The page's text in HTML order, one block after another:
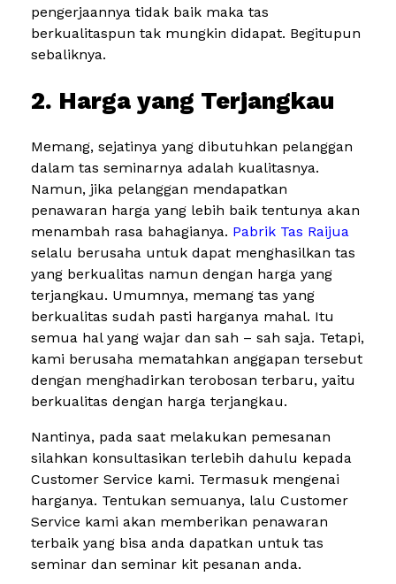
pengerjaannya tidak baik maka tas
berkualitaspun tak mungkin didapat. Begitupun
sebaliknya.
2. Harga yang Terjangkau
Memang, sejatinya yang dibutuhkan pelanggan
dalam tas seminarnya adalah kualitasnya.
Namun, jika pelanggan mendapatkan
penawaran harga yang lebih baik tentunya akan
menambah rasa bahagianya. Pabrik Tas Raijua
selalu berusaha untuk dapat menghasilkan tas
yang berkualitas namun dengan harga yang
terjangkau. Umumnya, memang tas yang
berkualitas sudah pasti harganya mahal. Itu
semua hal yang wajar dan sah – sah saja. Tetapi,
kami berusaha mematahkan anggapan tersebut
dengan menghadirkan terobosan terbaru, yaitu
berkualitas dengan harga terjangkau.
Nantinya, pada saat melakukan pemesanan
silahkan konsultasikan terlebih dahulu kepada
Customer Service kami. Termasuk mengenai
harganya. Tentukan semuanya, lalu Customer
Service kami akan memberikan penawaran
terbaik yang bisa anda dapatkan untuk tas
seminar dan seminar kit pesanan anda.